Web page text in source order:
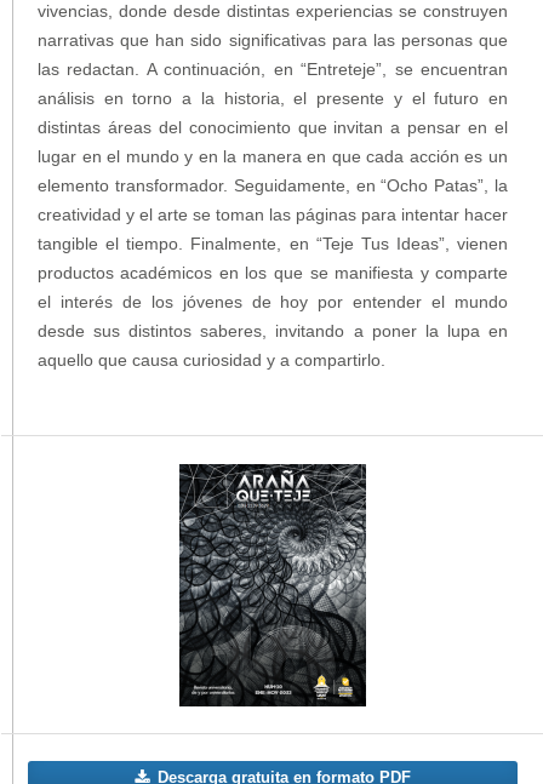
vivencias, donde desde distintas experiencias se construyen
narrativas que han sido significativas para las personas que
las redactan. A continuación, en “Entreteje”, se encuentran
análisis en torno a la historia, el presente y el futuro en
distintas áreas del conocimiento que invitan a pensar en el
lugar en el mundo y en la manera en que cada acción es un
elemento transformador. Seguidamente, en “Ocho Patas”, la
creatividad y el arte se toman las páginas para intentar hacer
tangible el tiempo. Finalmente, en “Teje Tus Ideas”, vienen
productos académicos en los que se manifiesta y comparte
el interés de los jóvenes de hoy por entender el mundo
desde sus distintos saberes, invitando a poner la lupa en
aquello que causa curiosidad y a compartirlo.
Descarga gratuita en formato PDF